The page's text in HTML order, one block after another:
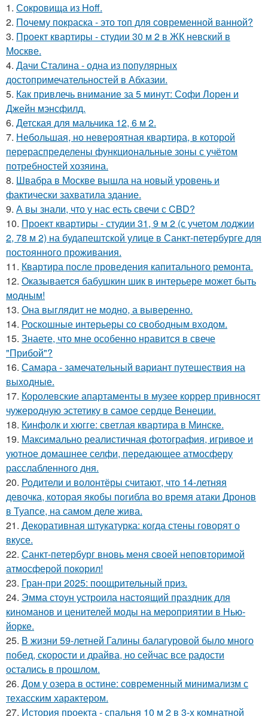
1. Сокровища из Hoff.
2. Почему покраска - это топ для современной ванной?
3. Проект квартиры - студии 30 м 2 в ЖК невский в
Москве.
4. Дачи Сталина - одна из популярных
достопримечательностей в Абхазии.
5. Как привлечь внимание за 5 минут: Софи Лорен и
Джейн мэнсфилд.
6. Детская для мальчика 12, 6 м 2.
7. Небольшая, но невероятная квартира, в которой
перераспределены функциональные зоны с учётом
потребностей хозяина.
8. Швабра в Москве вышла на новый уровень и
фактически захватила здание.
9. А вы знали, что у нас есть свечи с CBD?
10. Проект квартиры - студии 31, 9 м 2 (с учетом лоджии
2, 78 м 2) на будапештской улице в Санкт-петербурге для
постоянного проживания.
11. Квартира после проведения капитального ремонта.
12. Оказывается бабушкин шик в интерьере может быть
модным!
13. Она выглядит не модно, а выверенно.
14. Роскошные интерьеры со свободным входом.
15. Знаете, что мне особенно нравится в свече
"Прибой"?
16. Самара - замечательный вариант путешествия на
выходные.
17. Королевские апартаменты в музее коррер привносят
чужеродную эстетику в самое сердце Венеции.
18. Кинфолк и хюгге: светлая квартира в Минске.
19. Максимально реалистичная фотография, игривое и
уютное домашнее селфи, передающее атмосферу
расслабленного дня.
20. Родители и волонтёры считают, что 14-летняя
девочка, которая якобы погибла во время атаки Дронов
в Туапсе, на самом деле жива.
21. Декоративная штукатурка: когда стены говорят о
вкусе.
22. Санкт-петербург вновь меня своей неповторимой
атмосферой покорил!
23. Гран-при 2025: поощрительный приз.
24. Эмма стоун устроила настоящий праздник для
киноманов и ценителей моды на мероприятии в Нью-
йорке.
25. В жизни 59-летней Галины балагуровой было много
побед, скорости и драйва, но сейчас все радости
остались в прошлом.
26. Дом у озера в остине: современный минимализм с
техасским характером.
27. История проекта - спальня 10 м 2 в 3-х комнатной